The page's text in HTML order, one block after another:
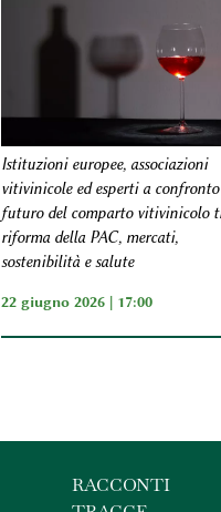
Istituzioni europee, associazioni
vitivinicole ed esperti a
futuro del comparto vitivinicolo
riforma della PAC, mercati,
sostenibilità e salute
22 giugno 2026 | 17:00
RACCONTI